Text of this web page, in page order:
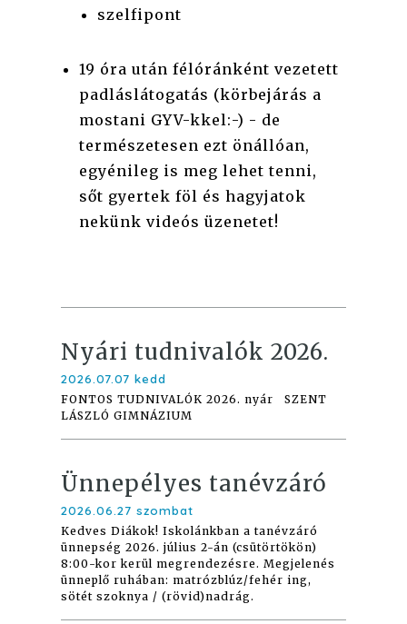
Nyári tudnivalók 2026.
2026.07.07 kedd
FONTOS TUDNIVALÓK 2026. nyár SZENT
LÁSZLÓ GIMNÁZIUM
Ünnepélyes tanévzáró
2026.06.27 szombat
Kedves Diákok! Iskolánkban a tanévzáró
ünnepség 2026. július 2-án (csütörtökön)
8:00-kor kerül megrendezésre. Megjelenés
ünneplő ruhában: matrózblúz/fehér ing,
sötét szoknya / (rövid)nadrág.
szelfipont
19 óra után félóránként vezetett
padláslátogatás (körbejárás a
mostani GYV-kkel:-) - de
természetesen ezt önállóan,
egyénileg is meg lehet tenni,
sőt gyertek föl és hagyjatok
nekünk videós üzenetet!